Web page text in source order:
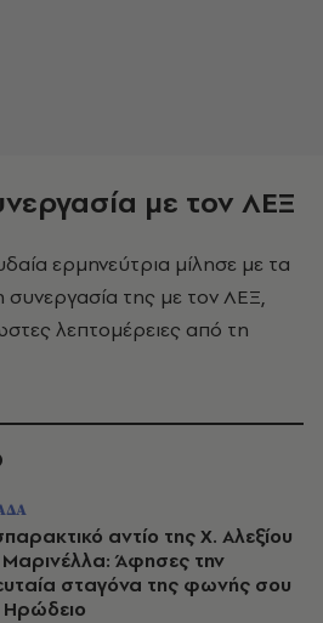
με τον ΛΕΞ
ερμηνεύτρια μίλησε με τα
συνεργασία της με τον ΛΕΞ,
λεπτομέρειες από τη
αντίο της Χ. Αλεξίου
Άφησες την
σταγόνα της φωνής σου